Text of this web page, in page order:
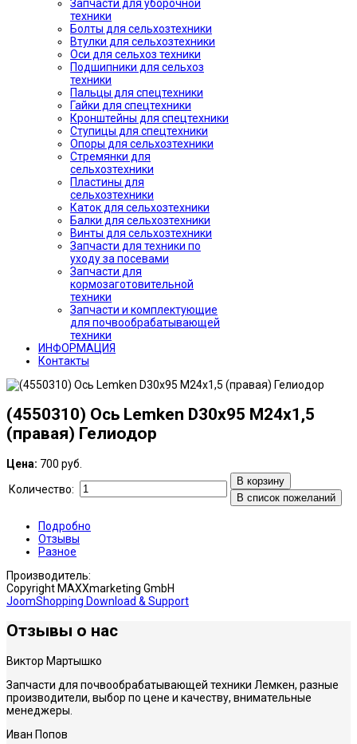
Запчасти для уборочной
техники
Болты для сельхозтехники
Втулки для сельхозтехники
Оси для сельхоз техники
Подшипники для сельхоз
техники
Пальцы для спецтехники
Гайки для спецтехники
Кронштейны для спецтехники
Ступицы для спецтехники
Опоры для сельхозтехники
Стремянки для
сельхозтехники
Пластины для
сельхозтехники
Каток для сельхозтехники
Балки для сельхозтехники
Винты для сельхозтехники
Запчасти для техники по
уходу за посевами
Запчасти для
кормозаготовительной
техники
Запчасти и комплектующие
для почвообрабатывающей
техники
ИНФОРМАЦИЯ
Контакты
(4550310) Ось Lemken D30x95 M24x1,5
(правая) Гелиодор
Цена: 700 руб.
Количество:
В корзину
В список пожеланий
Подробно
Отзывы
Разное
Производитель:
Copyright MAXXmarketing GmbH
JoomShopping Download & Support
Отзывы о нас
Виктор Мартышко
Запчасти для почвообрабатывающей техники Лемкен, разные
производители, выбор по цене и качеству, внимательные
менеджеры.
Иван Попов